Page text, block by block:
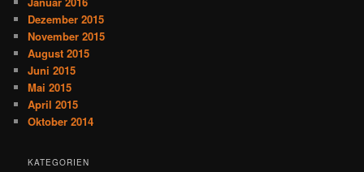
Dezember 2015
November 2015
August 2015
Juni 2015
Mai 2015
April 2015
Oktober 2014
KATEGORIEN